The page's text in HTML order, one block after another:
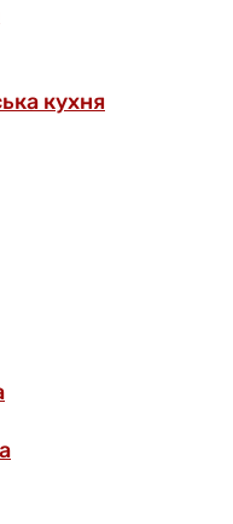
кухня